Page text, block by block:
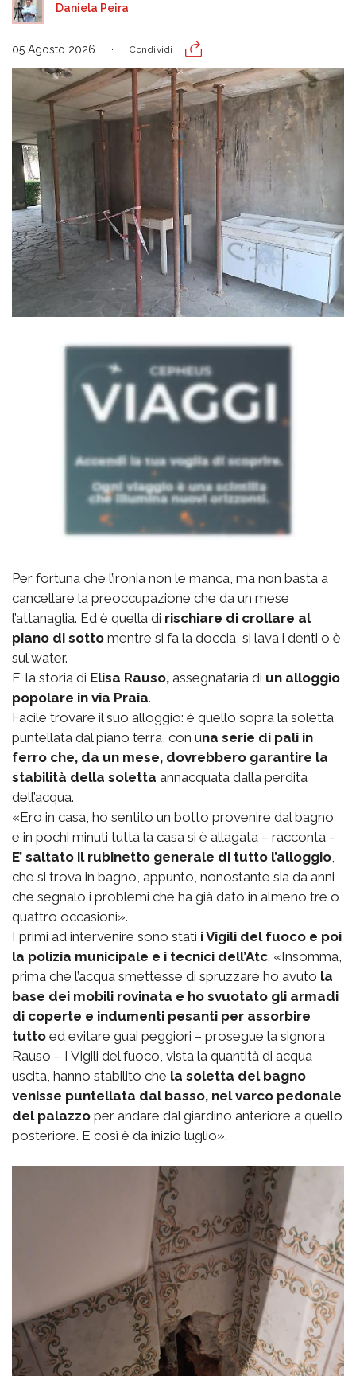
Daniela Peira
05 Agosto 2026 Condividi
Per fortuna che l’ironia non le manca, ma non basta a
cancellare la preoccupazione che da un mese
l’attanaglia. Ed è quella di rischiare di crollare al
piano di sotto mentre si fa la doccia, si lava i denti o è
sul water.
E’ la storia di Elisa Rauso, assegnataria di un alloggio
popolare in via Praia.
Facile trovare il suo alloggio: è quello sopra la soletta
puntellata dal piano terra, con una serie di pali in
ferro che, da un mese, dovrebbero garantire la
stabilità della soletta annacquata dalla perdita
dell’acqua.
«Ero in casa, ho sentito un botto provenire dal bagno
e in pochi minuti tutta la casa si è allagata – racconta –
E’ saltato il rubinetto generale di tutto l’alloggio,
che si trova in bagno, appunto, nonostante sia da anni
che segnalo i problemi che ha già dato in almeno tre o
quattro occasioni».
I primi ad intervenire sono stati i Vigili del fuoco e poi
la polizia municipale e i tecnici dell’Atc. «Insomma,
prima che l’acqua smettesse di spruzzare ho avuto la
base dei mobili rovinata e ho svuotato gli armadi
di coperte e indumenti pesanti per assorbire
tutto ed evitare guai peggiori – prosegue la signora
Rauso – I Vigili del fuoco, vista la quantità di acqua
uscita, hanno stabilito che la soletta del bagno
venisse puntellata dal basso, nel varco pedonale
del palazzo per andare dal giardino anteriore a quello
posteriore. E così è da inizio luglio».